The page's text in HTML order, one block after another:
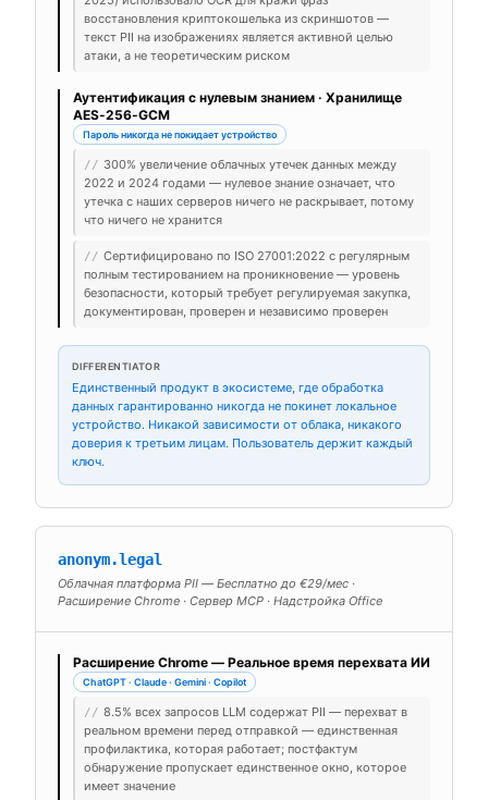
восстановления криптокошелька из скриншотов —
текст PII на изображениях является активной целью
атаки, а не теоретическим риском
Аутентификация с нулевым знанием · Хранилище
AES-256-GCM
Пароль никогда не покидает устройство
// 300% увеличение облачных утечек данных между
2022 и 2024 годами — нулевое знание означает, что
утечка с наших серверов ничего не раскрывает, потому
что ничего не хранится
// Сертифицировано по ISO 27001:2022 с регулярным
полным тестированием на проникновение — уровень
безопасности, который требует регулируемая закупка,
документирован, проверен и независимо проверен
DIFFERENTIATOR
Единственный продукт в экосистеме, где обработка
данных гарантированно никогда не покинет локальное
устройство. Никакой зависимости от облака, никакого
доверия к третьим лицам. Пользователь держит каждый
ключ.
anonym.legal
Облачная платформа PII — Бесплатно до €29/мес ·
Расширение Chrome · Сервер MCP · Надстройка Office
Расширение Chrome — Реальное время перехвата ИИ
ChatGPT · Claude · Gemini · Copilot
// 8.5% всех запросов LLM содержат PII — перехват в
реальном времени перед отправкой — единственная
профилактика, которая работает; постфактум
обнаружение пропускает единственное окно, которое
имеет значение